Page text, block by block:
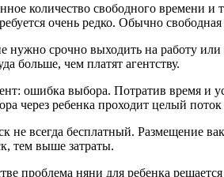
количество свободного времени и
очень редко. Обычно
нужно срочно выходить на работу
больше, чем платят агентству.
ошибка выбора. Потратив время и
через ребенка проходит целый
не всегда бесплатный. Размещение
тем выше затраты.
проблема няни для ребенка